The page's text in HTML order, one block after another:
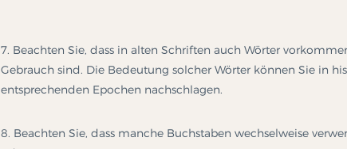
7. Beachten Sie, dass in alten Schriften auch Wörter
Gebrauch sind. Die Bedeutung solcher Wörter können Sie in
entsprechenden Epochen nachschlagen.
8. Beachten Sie, dass manche Buchstaben wechselweise